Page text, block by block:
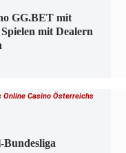
GG.BET mit
mit Dealern
Online Casino Österreichs
Bundesliga